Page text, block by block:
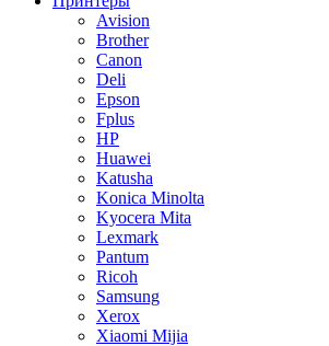
Avision
Brother
Canon
Deli
Epson
Fplus
HP
Huawei
Katusha
Konica Minolta
Kyocera Mita
Lexmark
Pantum
Ricoh
Samsung
Xerox
Xiaomi Mijia